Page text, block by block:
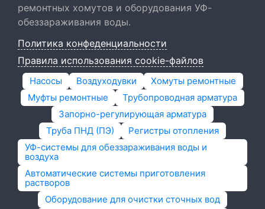
ремонтных хомутов и оборудования УФ-
обеззараживания воды.
Политика конфеденциальности
Правила использования cookie-файлов
Насосы Воздуходувки
Хомуты ремонтные
Муфты ремонтные
Трубопроводная арматура
Запорно-регулирующая арматура
Труба ПНД (ПЭ)
Регистры отопления
УФ-системы для обеззараживания воды и
воздуха
Автоматические системы приготовления
растворов
Оборудование для очистки сточных вод